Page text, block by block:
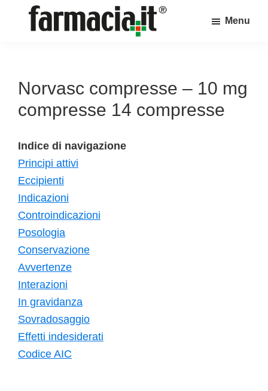
sul
mondo
della
online
Menu
Norvasc compresse – 10 mg
compresse 14 compresse
Indice di navigazione
Principi attivi
Eccipienti
Indicazioni
Controindicazioni
Posologia
Conservazione
Avvertenze
Interazioni
In gravidanza
Sovradosaggio
Effetti indesiderati
Codice AIC